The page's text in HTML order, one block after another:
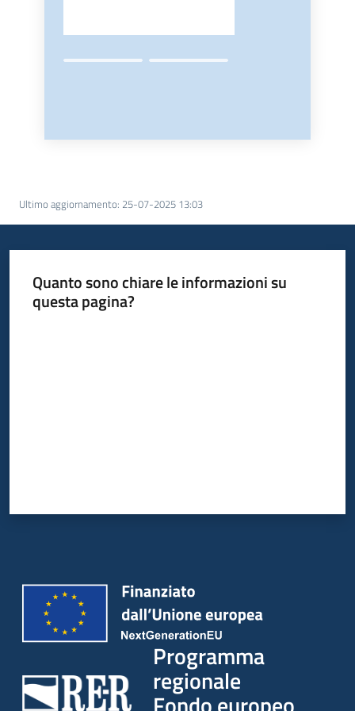
Ultimo aggiornamento: 25-07-2025 13:03
Quanto sono chiare le informazioni su
questa pagina?
Programma
regionale